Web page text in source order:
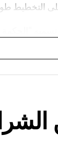
التخطيط
الدولية،
واسع